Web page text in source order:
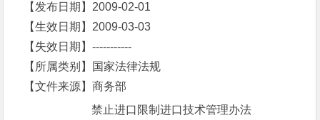
【发布日期】2009-02-01
【生效日期】2009-03-03
【失效日期】-----------
【所属类别】国家法律法规
【文件来源】商务部
禁止进口限制进口技术管理办法